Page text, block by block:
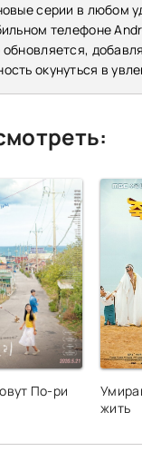
серии в любом
телефоне
окунуться в
По-ри
жить